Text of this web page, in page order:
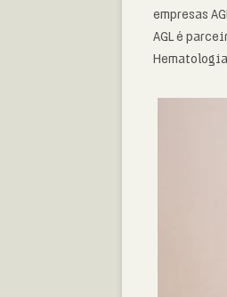
empresas
AGL é